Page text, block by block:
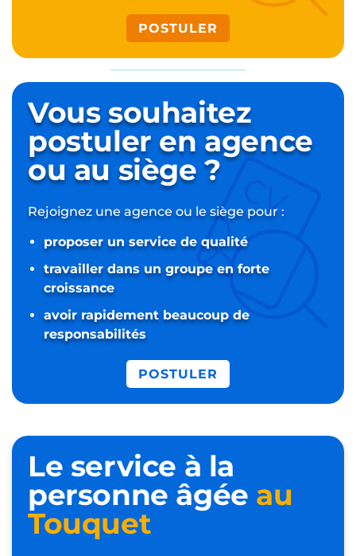
POSTULER
Vous souhaitez
postuleren agence
ou au siège ?
Rejoignez une agence ou le siège pour :
proposer un service de qualité
travailler dans un groupe en forte
croissance
avoir rapidement beaucoup de
responsabilités
POSTULER
Le service à la
personne âgée au
Touquet